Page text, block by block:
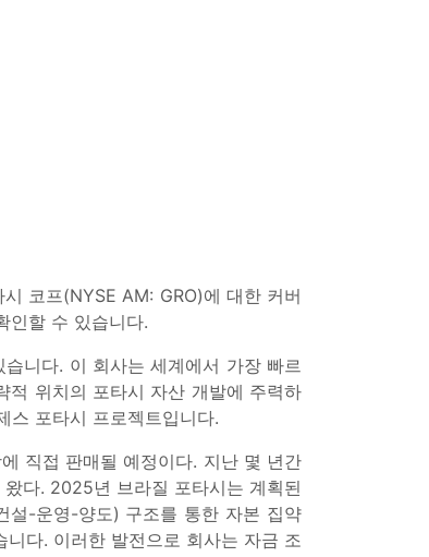
코프(NYSE AM: GRO)에 대한 커버
인할 수 있습니다.
니다. 이 회사는 세계에서 가장 빠르
적 위치의 포타시 자산 개발에 주력하
스 포타시 프로젝트입니다.
직접 판매될 예정이다. 지난 몇 년간
다. 2025년 브라질 포타시는 계획된
설-운영-양도) 구조를 통한 자본 집약
다. 이러한 발전으로 회사는 자금 조